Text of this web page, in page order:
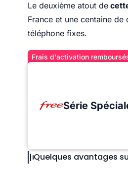
Le deuxième atout de
France et une centaine
téléphone fixes.
Frais d'activation
Série
Quelques avantages